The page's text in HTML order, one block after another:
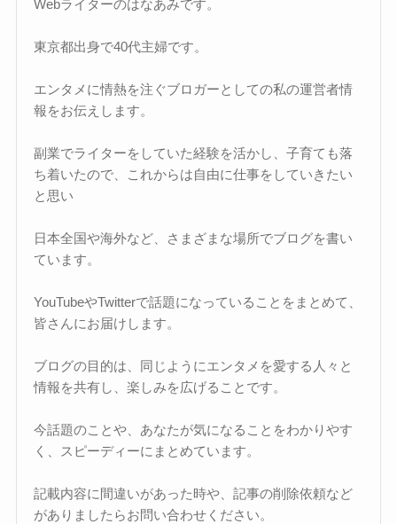
Webライターのはなあみです。
東京都出身で40代主婦です。
エンタメに情熱を注ぐブロガーとしての私の運営者情
報をお伝えします。
副業でライターをしていた経験を活かし、子育ても落
ち着いたので、これからは自由に仕事をしていきたい
と思い
日本全国や海外など、さまざまな場所でブログを書い
ています。
YouTubeやTwitterで話題になっていることをまとめて、
皆さんにお届けします。
ブログの目的は、同じようにエンタメを愛する人々と
情報を共有し、楽しみを広げることです。
今話題のことや、あなたが気になることをわかりやす
く、スピーディーにまとめています。
記載内容に間違いがあった時や、記事の削除依頼など
がありましたらお問い合わせください。